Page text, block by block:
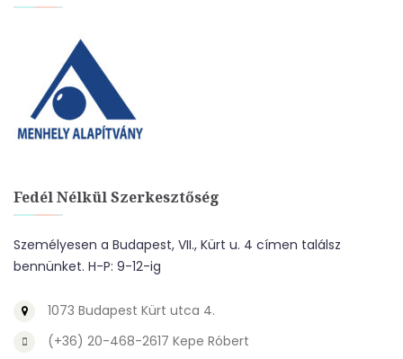
Fedél Nélkül Szerkesztőség
Személyesen a Budapest, VII., Kürt u. 4 címen találsz
bennünket. H-P: 9-12-ig
1073 Budapest Kürt utca 4.
(+36) 20-468-2617 Kepe Róbert